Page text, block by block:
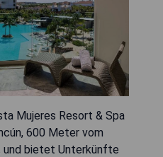
Mujeres Resort & Spa
600 Meter vom
und bietet Unterkünfte